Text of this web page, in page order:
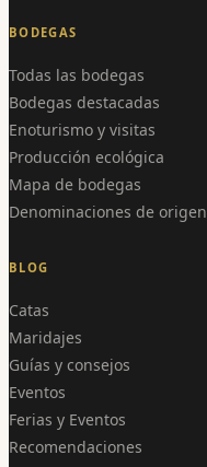
BODEGAS
Todas las bodegas
Bodegas destacadas
Enoturismo y visitas
Producción ecológica
Mapa de bodegas
Denominaciones de origen
BLOG
Catas
Maridajes
Guías y consejos
Eventos
Ferias y Eventos
Recomendaciones